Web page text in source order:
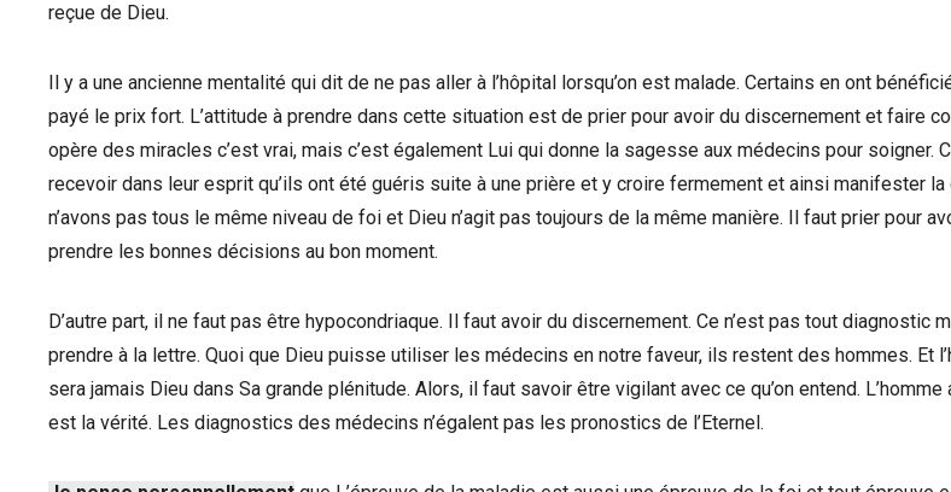
reçue de Dieu.
Il y a une ancienne mentalité qui dit de ne pas aller à l’hôpital lorsqu’on est malade. Certains en ont
payé le prix fort. L’attitude à prendre dans cette situation est de prier pour avoir du discernement et faire
opère des miracles c’est vrai, mais c’est également Lui qui donne la sagesse aux médecins pour soigner.
recevoir dans leur esprit qu’ils ont été guéris suite à une prière et y croire fermement et ainsi manifester
n’avons pas tous le même niveau de foi et Dieu n’agit pas toujours de la même manière. Il faut prier pour
prendre les bonnes décisions au bon moment.
D’autre part, il ne faut pas être hypocondriaque. Il faut avoir du discernement. Ce n’est pas tout diagnostic
prendre à la lettre. Quoi que Dieu puisse utiliser les médecins en notre faveur, ils restent des hommes. Et
sera jamais Dieu dans Sa grande plénitude. Alors, il faut savoir être vigilant avec ce qu’on entend.
est la vérité. Les diagnostics des médecins n’égalent pas les pronostics de l’Eternel.